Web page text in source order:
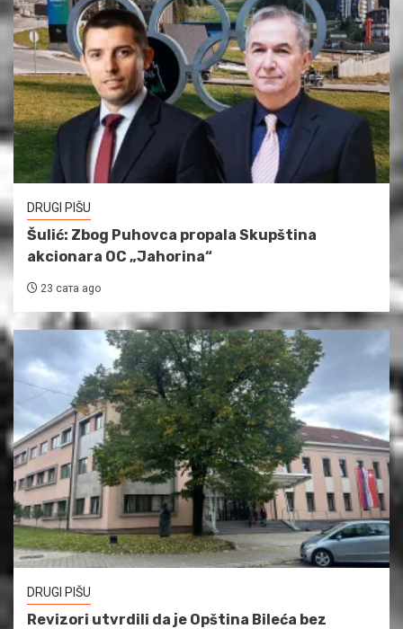
DRUGI PIŠU
Šulić: Zbog Puhovca propala Skupština
akcionara OC „Jahorina“
23 сата ago
DRUGI PIŠU
Revizori utvrdili da je Opština Bileća bez